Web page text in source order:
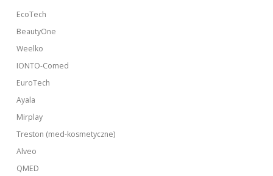
EcoTech
BeautyOne
Weelko
IONTO-Comed
EuroTech
Ayala
Mirplay
Treston (med-kosmetyczne)
Alveo
QMED